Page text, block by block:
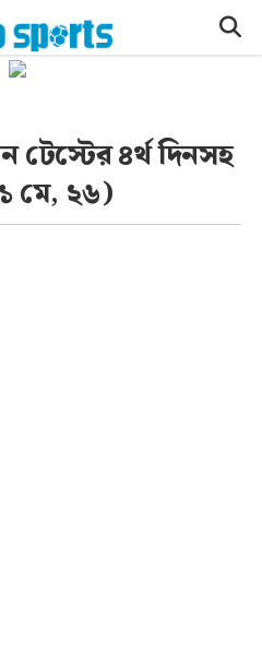
টেস্টের ৪র্থ দিনসহ
মে, ২৬)